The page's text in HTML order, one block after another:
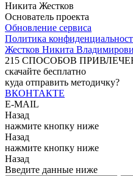
Никита Жестков
Основатель проекта
Обновление сервиса
Политика
Жестков Никита
215 СПОСОБОВ
скачайте бесплатно
куда отправить методичку?
ВКОНТАКТЕ
E-MAIL
Назад
нажмите кнопку ниже
Назад
нажмите кнопку ниже
Назад
Введите данные ниже